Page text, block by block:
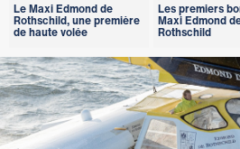
Le Maxi Edmond de
Rothschild, une première
de haute volée
Les premiers
Maxi Edmond
Rothschild